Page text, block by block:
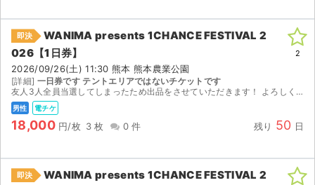
即決
WANIMA presents 1CHANCE FESTIVAL 2
026【1日券】
2026/09/26(土) 11:30 熊本 熊本農業公園
[詳細] 一日券です テントエリアではないチケットです
友人3人全員当選してしまったため出品をさせていただきます！ よろしくお願いします。
男性 電チケ
18,000 円/枚 3 枚 0 件 残り 50 日
2
即決
WANIMA presents 1CHANCE FESTIVAL 2